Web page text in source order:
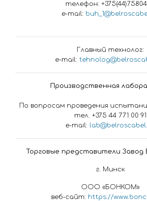
телефон:
e-mail:
Главный технолог:
e-mail:
Производственная
По вопросам проведения
тел. +375 44 771 00 91
e-mail:
Торговые представители Завод
г. Минск
ООО «БОНКОМ»
веб-сайт: https://